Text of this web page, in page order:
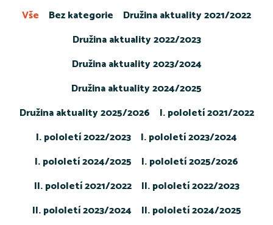
Bez kategorie
Družina aktuality 2021/2022
Družina aktuality 2022/2023
Družina aktuality 2023/2024
Družina aktuality 2024/2025
Družina aktuality 2025/2026
I. pololetí 2021/2022
I. pololetí 2022/2023
I. pololetí 2023/2024
I. pololetí 2024/2025
I. pololetí 2025/2026
II. pololetí 2021/2022
II. pololetí 2022/2023
II. pololetí 2023/2024
II. pololetí 2024/2025
Vše